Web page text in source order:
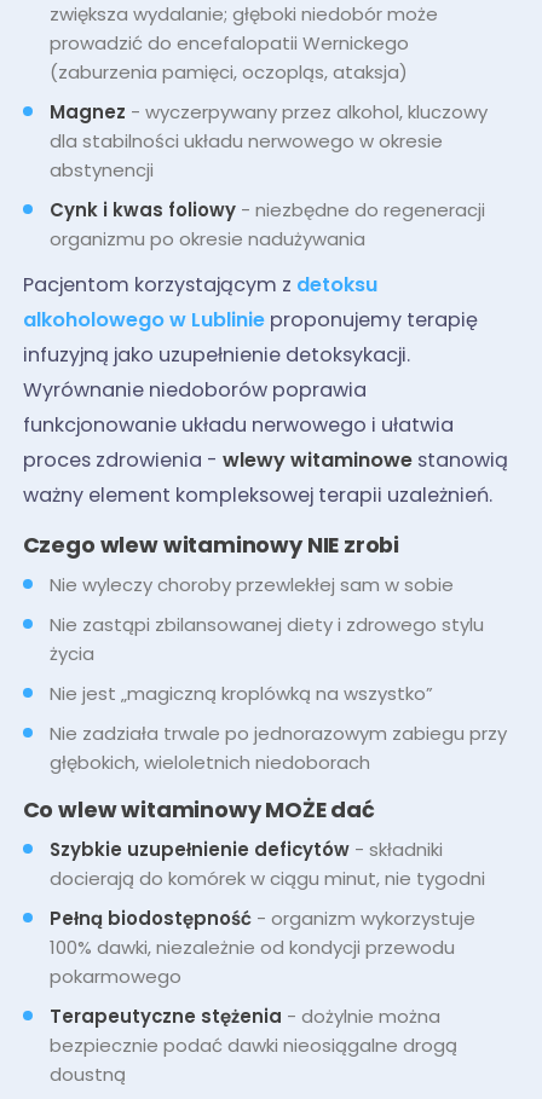
zwiększa wydalanie; głęboki niedobór może
prowadzić do encefalopatii Wernickego
(zaburzenia pamięci, oczopląs, ataksja)
Magnez - wyczerpywany przez alkohol, kluczowy
dla stabilności układu nerwowego w okresie
abstynencji
Cynk i kwas foliowy - niezbędne do regeneracji
organizmu po okresie nadużywania
Pacjentom korzystającym z detoksu
alkoholowego w Lublinieproponujemy terapię
infuzyjną jako uzupełnienie detoksykacji.
Wyrównanie niedoborów poprawia
funkcjonowanie układu nerwowego i ułatwia
proces zdrowienia - wlewy witaminowestanowią
ważny element kompleksowej terapii uzależnień.
Czego wlew witaminowy NIE zrobi
Nie wyleczy choroby przewlekłej sam w sobie
Nie zastąpi zbilansowanej diety i zdrowego stylu
życia
Nie jest „magiczną kroplówką na wszystko”
Nie zadziała trwale po jednorazowym zabiegu przy
głębokich, wieloletnich niedoborach
Co wlew witaminowy MOŻE dać
Szybkie uzupełnienie deficytów - składniki
docierają do komórek w ciągu minut, nie tygodni
Pełną biodostępność - organizm wykorzystuje
100% dawki, niezależnie od kondycji przewodu
pokarmowego
Terapeutyczne stężenia - dożylnie można
bezpiecznie podać dawki nieosiągalne drogą
doustną